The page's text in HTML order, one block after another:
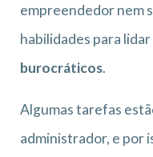
empreendedor nem
habilidades para lidar
burocráticos.
Algumas tarefas
administrador, e por